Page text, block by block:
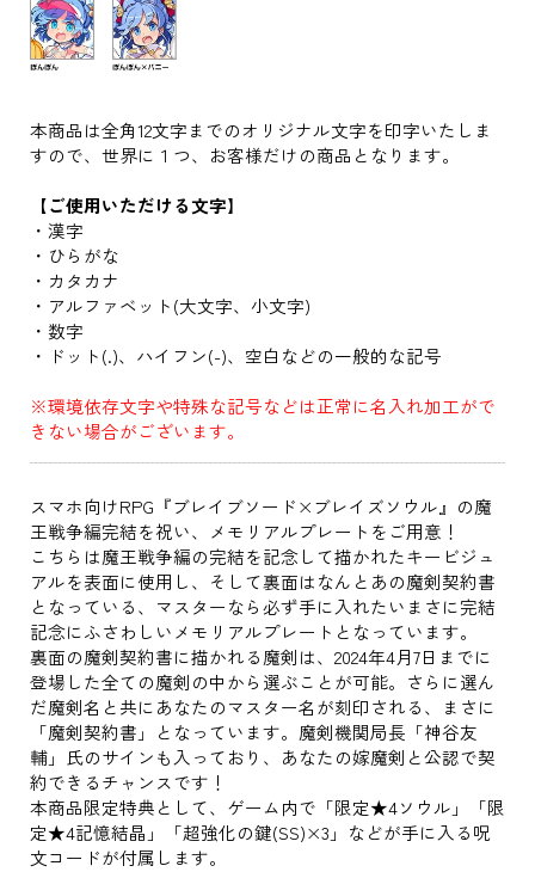
本商品は全角12文字までのオリジナル文字を印字いたしま
すので、世界に１つ、お客様だけの商品となります。
【ご使用いただける文字】
・漢字
・ひらがな
・カタカナ
・アルファベット(大文字、小文字)
・数字
・ドット(.)、ハイフン(-)、空白などの一般的な記号
※環境依存文字や特殊な記号などは正常に名入れ加工がで
きない場合がございます。
スマホ向けRPG『ブレイブソード×ブレイズソウル』の魔
王戦争編完結を祝い、メモリアルプレートをご用意！
こちらは魔王戦争編の完結を記念して描かれたキービジュ
アルを表面に使用し、そして裏面はなんとあの魔剣契約書
となっている、マスターなら必ず手に入れたいまさに完結
記念にふさわしいメモリアルプレートとなっています。
裏面の魔剣契約書に描かれる魔剣は、2024年4月7日までに
登場した全ての魔剣の中から選ぶことが可能。さらに選ん
だ魔剣名と共にあなたのマスター名が刻印される、まさに
「魔剣契約書」となっています。魔剣機関局長「神谷友
輔」氏のサインも入っており、あなたの嫁魔剣と公認で契
約できるチャンスです！
本商品限定特典として、ゲーム内で「限定★4ソウル」「限
定★4記憶結晶」「超強化の鍵(SS)×3」などが手に入る呪
文コードが付属します。